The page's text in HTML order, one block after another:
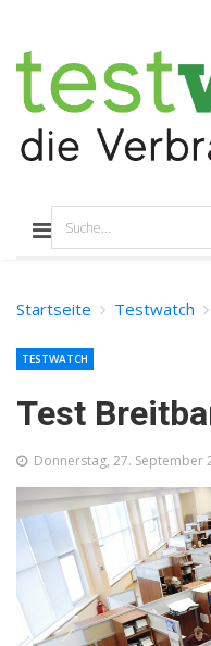
Startseite Testwatch
Test
TESTWATCH
Donnerstag, 27. September